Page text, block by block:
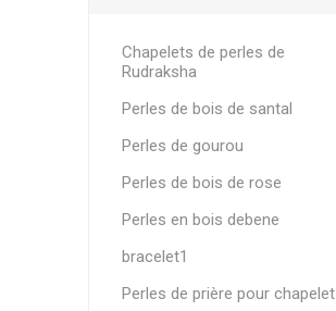
Chapelets de perles de
Rudraksha
Perles de bois de santal
Perles de gourou
Perles de bois de rose
Perles en bois debene
bracelet1
Perles de prière pour chapelet